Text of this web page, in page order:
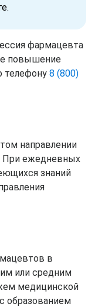
фармацевта
повышение
телефону 8 (800)
направлении
При ежедневных
знаний
в
или средним
медицинской
образованием